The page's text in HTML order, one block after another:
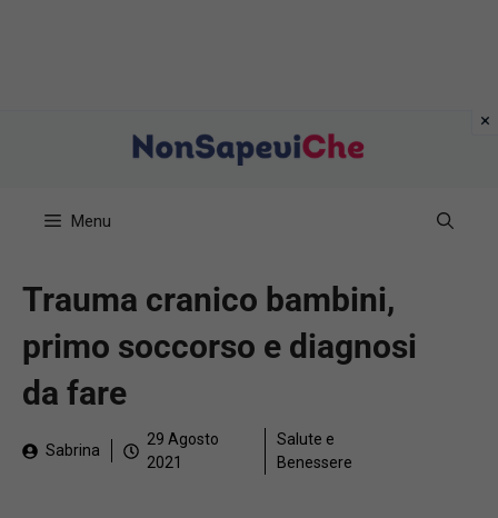
Menu
Trauma cranico bambini,
primo soccorso e diagnosi
da fare
Sabrina
29 Agosto
2021
Salute e
Benessere